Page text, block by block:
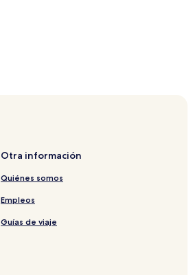
Otra información
Quiénes somos
Empleos
Guías de viaje